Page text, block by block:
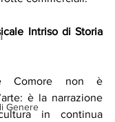
Genere
Intriso di Storia
Comore non è
è la narrazione
in continua